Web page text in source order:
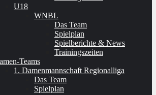
U18
WNBL
Das Team
Spielplan
Spielberichte & News
Trainingszeiten
Teams
1. Damenmannschaft Regionalliga
Das Team
Spielplan